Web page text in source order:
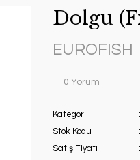
Dolgu
EUROFISH
0 Yorum
Kategori
Stok Kodu
Satış Fiyatı